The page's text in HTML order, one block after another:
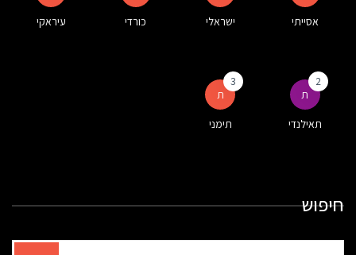
אסייתי ישראלי כורדי עיראקי
ת
2
תאילנדי
ת
3
תימני
חיפוש